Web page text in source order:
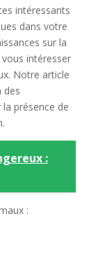
intéressants
dans votre
sur la
intéresser
Notre article
des
présence de
:
: